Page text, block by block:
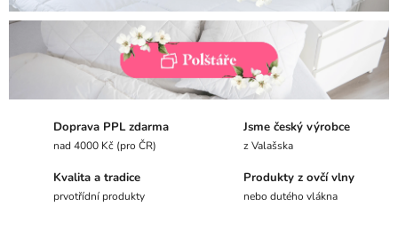
ý
v
k
Doprava PPL zdarma
nad 4000 Kč (pro ČR)
Jsme český výrobce
z Valašska
Kvalita a tradice
prvotřídní produkty
Produkty z ovčí vlny
nebo dutého vlákna